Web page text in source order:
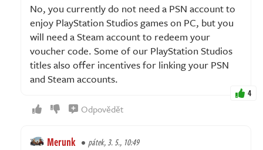
No, you currently do not need a PSN account to
enjoy PlayStation Studios games on PC, but you
will need a Steam account to redeem your
voucher code. Some of our PlayStation Studios
titles also offer incentives for linking your PSN
and Steam accounts.
4
Odpovědět
Merunk pátek, 3. 5., 10:49